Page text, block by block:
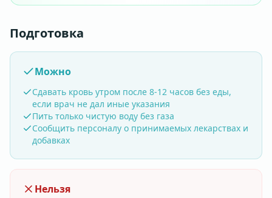
Подготовка
Можно
Сдавать кровь утром после 8-12 часов без еды,
если врач не дал иные указания
Пить только чистую воду без газа
Сообщить персоналу о принимаемых лекарствах и
добавках
Нельзя